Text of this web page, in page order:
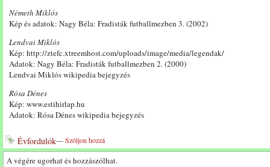
Németh Miklós
Kép és adatok: Nagy Béla: Fradisták futballmezben 3. (2002)
Lendvai Miklós
Kép: http://ztefc.xtreemhost.com/uploads/image/media/legendak/
Adatok: Nagy Béla: Fradisták futballmezben 2. (2000)
Lendvai Miklós wikipedia bejegyzés
Rósa Dénes
Kép: www.estihirlap.hu
Adatok: Rósa Dénes wikipedia bejegyzés
Évfordulók---Szóljon hozzá
A végére ugorhat és hozzászólhat.